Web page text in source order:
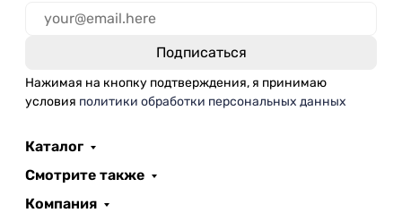
Нажимая на кнопку подтверждения, я принимаю
условия политики обработки персональных данных
Каталог
Смотрите также
Компания